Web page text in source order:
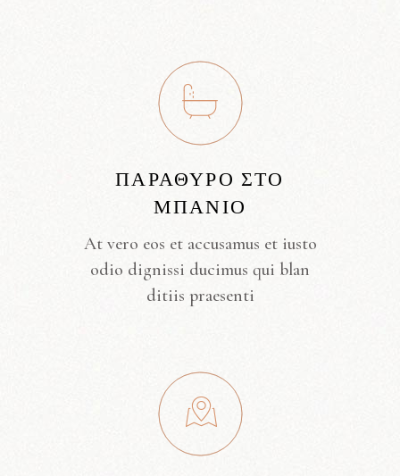
ΠΑΡΆΘΥΡΟ ΣΤΟ
ΜΠΆΝΙΟ
At vero eos et accusamus et iusto
odio dignissi ducimus qui blan
ditiis praesenti